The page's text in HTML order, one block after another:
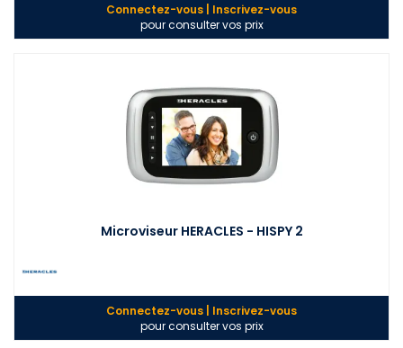
Connectez-vous | Inscrivez-vous
pour consulter vos prix
Microviseur HERACLES - HISPY 2
Connectez-vous | Inscrivez-vous
pour consulter vos prix